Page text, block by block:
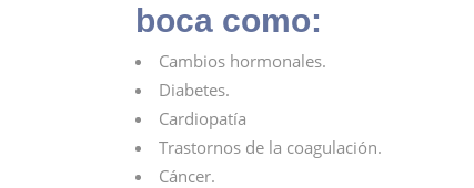
boca como:
Cambios hormonales.
Diabetes.
Cardiopatía
Trastornos de la coagulación.
Cáncer.